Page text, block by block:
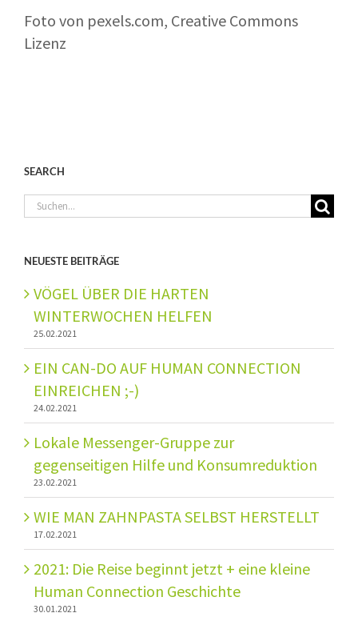
Foto von pexels.com, Creative Commons
Lizenz
SEARCH
Suche
NEUESTE BEITRÄGE
VÖGEL ÜBER DIE HARTEN
WINTERWOCHEN HELFEN
25.02.2021
EIN CAN-DO AUF HUMAN CONNECTION
EINREICHEN ;-)
24.02.2021
Lokale Messenger-Gruppe zur
gegenseitigen Hilfe und Konsumreduktion
23.02.2021
WIE MAN ZAHNPASTA SELBST HERSTELLT
17.02.2021
2021: Die Reise beginnt jetzt + eine kleine
Human Connection Geschichte
30.01.2021